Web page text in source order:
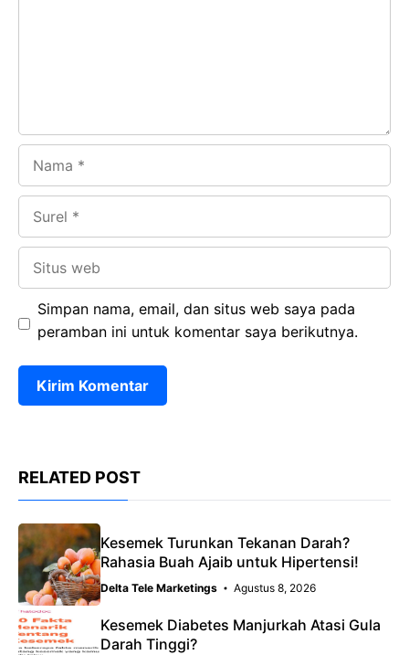
Simpan nama, email, dan situs web saya pada
peramban ini untuk komentar saya berikutnya.
RELATED POST
Kesemek Turunkan Tekanan Darah?
Rahasia Buah Ajaib untuk Hipertensi!
Delta Tele Marketings Agustus 8, 2026
Kesemek Diabetes Manjurkah Atasi Gula
Darah Tinggi?